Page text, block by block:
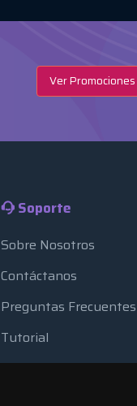
Ver Promociones
Soporte
Sobre Nosotros
Contáctanos
Preguntas Frecuentes
Tutorial
Blog